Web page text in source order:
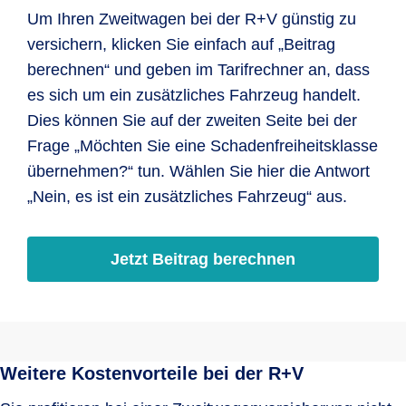
Um Ihren Zweitwagen bei der R+V günstig zu
versichern, klicken Sie einfach auf „Beitrag
berechnen“ und geben im Tarifrechner an, dass
es sich um ein zusätzliches Fahrzeug handelt.
Dies können Sie auf der zweiten Seite bei der
Frage „Möchten Sie eine Schadenfreiheitsklasse
übernehmen?“ tun. Wählen Sie hier die Antwort
„Nein, es ist ein zusätzliches Fahrzeug“ aus.
Jetzt Beitrag berechnen
Weitere Kostenvorteile bei der R+V